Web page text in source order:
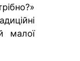
малої